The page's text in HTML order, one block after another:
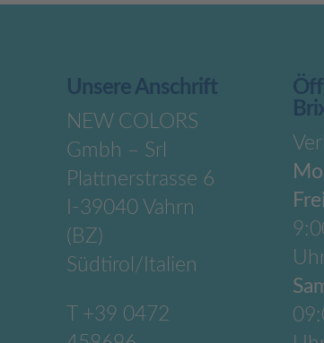
Unsere Anschrift
NEW COLORS
Gmbh – Srl
Plattnerstrasse 6
I-39040 Vahrn
(BZ)
Südtirol/Italien
+39 0472